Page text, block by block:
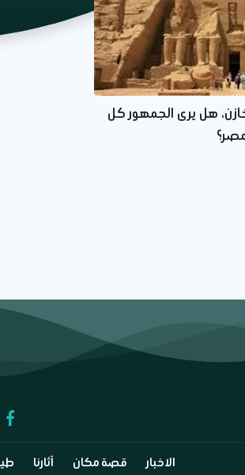
هل يرى الجمهور كل
الاخبار قصة مكان آثارنا